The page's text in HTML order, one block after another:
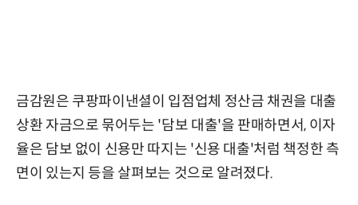
금감원은 쿠팡파이낸셜이 입점업체 정산금 채권을 대출
상환 자금으로 묶어두는 '담보 대출'을 판매하면서, 이자
율은 담보 없이 신용만 따지는 '신용 대출'처럼 책정한 측
면이 있는지 등을 살펴보는 것으로 알려졌다.